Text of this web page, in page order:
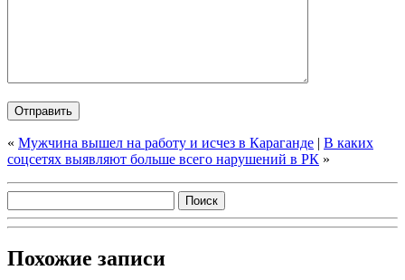
« Мужчина вышел на работу и исчез в Караганде | В каких
соцсетях выявляют больше всего нарушений в РК »
Похожие записи